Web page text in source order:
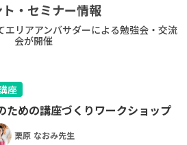
・セミナー情報
エリアアンバサダーによる勉強会・交流
会が開催
座
ための講座づくりワークショップ
栗原 なおみ先生